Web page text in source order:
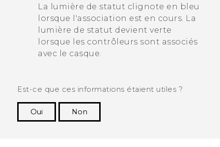
La lumière de statut clignote en bleu
lorsque l'association est en cours. La
lumière de statut devient verte
lorsque les contrôleurs sont associés
avec le casque.
Est-ce que ces informations étaient utiles ?
Oui
Non